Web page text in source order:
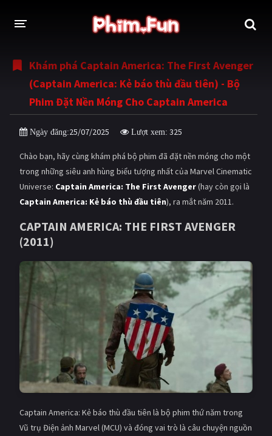
THỂ LOẠI
Thần thoại - Cổ trang Hành động
Kinh dị Tội phạm - Hình sự
Hoạt hình
Tình cảm - Lãng mạn Kỳ ảo
Gia đình
Bí ẩn Lịch sử
Viễn Tây Tiểu sử
GameShow DramaTV
QUỐC GIA
Âu - Mỹ Trung Quốc - Hồng Kông
Khám phá Captain America: The First Avenger
(Captain America: Kẻ báo thù đầu tiên) - Bộ
Phim Đặt Nền Móng Cho Captain America
Ngày đăng:25/07/2025 Lượt xem: 325
Chào bạn, hãy cùng khám phá bộ phim đã đặt nền móng cho một
trong những siêu anh hùng biểu tượng nhất của Marvel Cinematic
Universe: Captain America: The First Avenger(hay còn gọi là
Captain America: Kẻ báo thù đầu tiên), ra mắt năm 2011.
CAPTAIN AMERICA: THE FIRST AVENGER
(2011)
Captain America: Kẻ báo thù đầu tiên là bộ phim thứ năm trong
Vũ trụ Điện ảnh Marvel (MCU) và đóng vai trò là câu chuyện nguồn